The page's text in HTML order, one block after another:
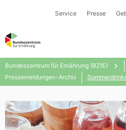
Service Presse
Bundeszentrum für Ernährung (BZfE)
Pressemeldungen-Archiv